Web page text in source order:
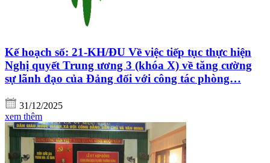
Kế hoạch số: 21-KH/ĐU Về việc tiếp tục thực hiện
Nghị quyết Trung ương 3 (khóa X) về tăng cường
sự lãnh đạo của Đảng đối với công tác phòng…
31/12/2025
xem thêm